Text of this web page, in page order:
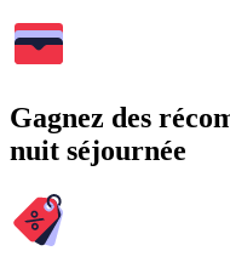
Gagnez des
nuit séjournée